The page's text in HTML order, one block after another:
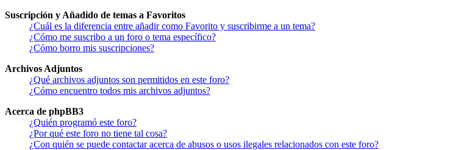
Suscripción y Añadido de temas a Favoritos
¿Cuál es la diferencia entre añadir como Favorito y suscribirme a un tema?
¿Cómo me suscribo a un foro o tema específico?
¿Cómo borro mis suscripciones?
Archivos Adjuntos
¿Qué archivos adjuntos son permitidos en este foro?
¿Cómo encuentro todos mis archivos adjuntos?
Acerca de phpBB3
¿Quién programó este foro?
¿Por qué este foro no tiene tal cosa?
¿Con quién se puede contactar acerca de abusos o usos ilegales relacionados con este foro?